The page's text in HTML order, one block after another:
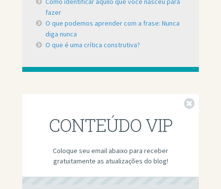
fazer
O que podemos aprender com a frase: Nunca
diga nunca
O que é uma crítica construtiva?
CONTEÚDO VIP
Coloque seu email abaixo para receber
gratuitamente as atualizações do blog!